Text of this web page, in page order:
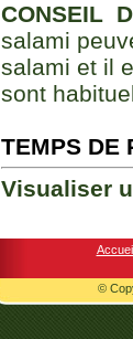
CONSEIL
salami
salami et il
sont
TEMPS DE
Visualiser
©